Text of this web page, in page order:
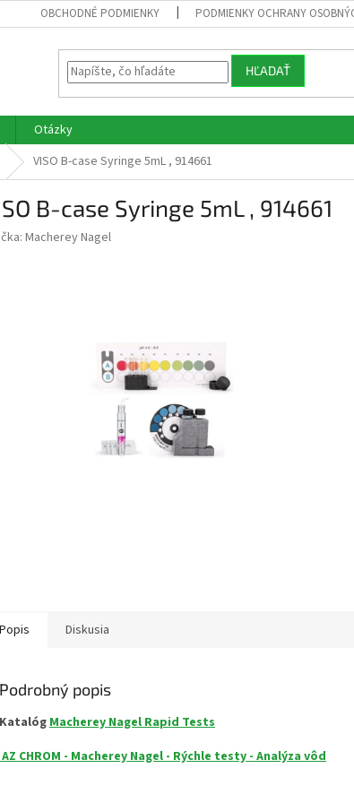
OBCHODNÉ PODMIENKY PODMIENKY OCHRANY
HĽADAŤ
Otázky
VISO B-case Syringe 5mL , 914661
B-case Syringe 5mL , 914661
Macherey Nagel
Popis Diskusia
Podrobný popis
KatalógMacherey Nagel Rapid Tests
AZ CHROM - Macherey Nagel - Rýchle testy - Analýza vôd